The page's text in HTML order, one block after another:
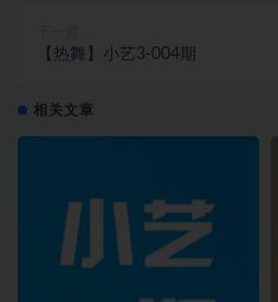
【热舞】小艺3-004期
相关文章